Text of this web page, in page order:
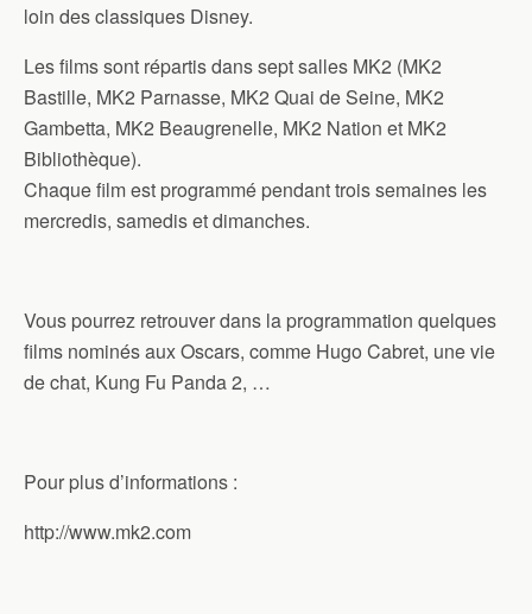
loin des classiques Disney.
Les films sont répartis dans sept salles MK2 (MK2
Bastille, MK2 Parnasse, MK2 Quai de Seine, MK2
Gambetta, MK2 Beaugrenelle, MK2 Nation et MK2
Bibliothèque).
Chaque film est programmé pendant trois semaines les
mercredis, samedis et dimanches.
Vous pourrez retrouver dans la programmation quelques
films nominés aux Oscars, comme Hugo Cabret, une vie
de chat, Kung Fu Panda 2, …
Pour plus d’informations :
http://www.mk2.com